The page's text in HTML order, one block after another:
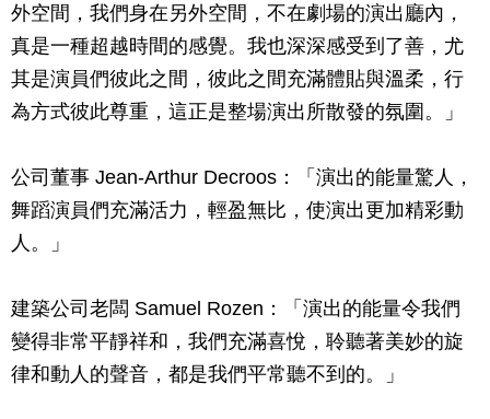
外空間，我們身在另外空間，不在劇場的演出廳內，
真是一種超越時間的感覺。我也深深感受到了善，尤
其是演員們彼此之間，彼此之間充滿體貼與溫柔，行
為方式彼此尊重，這正是整場演出所散發的氛圍。」
公司董事 Jean-Arthur Decroos：「演出的能量驚人，
舞蹈演員們充滿活力，輕盈無比，使演出更加精彩動
人。」
建築公司老闆 Samuel Rozen：「演出的能量令我們
變得非常平靜祥和，我們充滿喜悅，聆聽著美妙的旋
律和動人的聲音，都是我們平常聽不到的。」